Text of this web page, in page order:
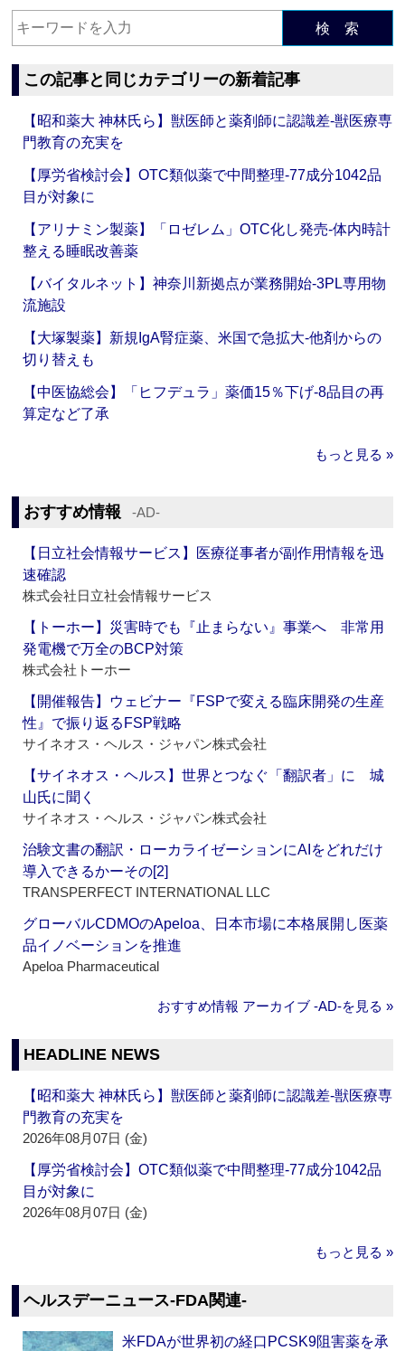
検 索
この記事と同じカテゴリーの新着記事
【昭和薬大 神林氏ら】獣医師と薬剤師に認識差‐獣医療専
門教育の充実を
【厚労省検討会】OTC類似薬で中間整理‐77成分1042品
目が対象に
【アリナミン製薬】「ロゼレム」OTC化し発売‐体内時計
整える睡眠改善薬
【バイタルネット】神奈川新拠点が業務開始‐3PL専用物
流施設
【大塚製薬】新規IgA腎症薬、米国で急拡大‐他剤からの
切り替えも
【中医協総会】「ヒフデュラ」薬価15％下げ‐8品目の再
算定など了承
もっと見る »
おすすめ情報 ‐AD‐
【日立社会情報サービス】医療従事者が副作用情報を迅
速確認
株式会社日立社会情報サービス
【トーホー】災害時でも『止まらない』事業へ 非常用
発電機で万全のBCP対策
株式会社トーホー
【開催報告】ウェビナー『FSPで変える臨床開発の生産
性』で振り返るFSP戦略
サイネオス・ヘルス・ジャパン株式会社
【サイネオス・ヘルス】世界とつなぐ「翻訳者」に 城
山氏に聞く
サイネオス・ヘルス・ジャパン株式会社
治験文書の翻訳・ローカライゼーションにAIをどれだけ
導入できるかーその[2]
TRANSPERFECT INTERNATIONAL LLC
グローバルCDMOのApeloa、日本市場に本格展開し医薬
品イノベーションを推進
Apeloa Pharmaceutical
おすすめ情報 アーカイブ ‐AD‐を見る »
HEADLINE NEWS
【昭和薬大 神林氏ら】獣医師と薬剤師に認識差‐獣医療専
門教育の充実を
2026年08月07日 (金)
【厚労省検討会】OTC類似薬で中間整理‐77成分1042品
目が対象に
2026年08月07日 (金)
もっと見る »
ヘルスデーニュース‐FDA関連‐
米FDAが世界初の経口PCSK9阻害薬を承